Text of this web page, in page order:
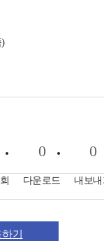
0
다운로드
0
내보
기